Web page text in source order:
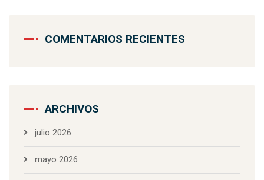
COMENTARIOS RECIENTES
ARCHIVOS
julio 2026
mayo 2026